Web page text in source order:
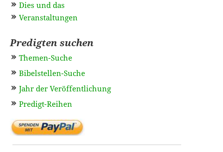
Dies und das
Veranstaltungen
Predigten suchen
Themen-Suche
Bibelstellen-Suche
Jahr der Veröffentlichung
Predigt-Reihen